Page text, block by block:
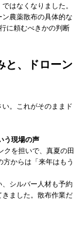
はなくなりました。
農薬散布の具体的な
に頼むべきかの判断
と、ドローン
。これがそのままド
う現場の声
クを担いで、真夏の田
からは「来年はもう
シルバー人材も予約
ました。散布作業だ